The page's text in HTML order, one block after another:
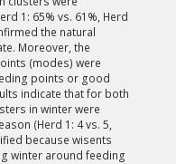
1: 65% vs. 61%, Herd
the natural
Moreover, the
(modes) were
points or good
indicate that for both
in winter were
(Herd 1: 4 vs. 5,
because wisents
winter around feeding